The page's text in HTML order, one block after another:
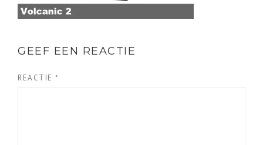
GEEF EEN REACTIE
REACTIE *